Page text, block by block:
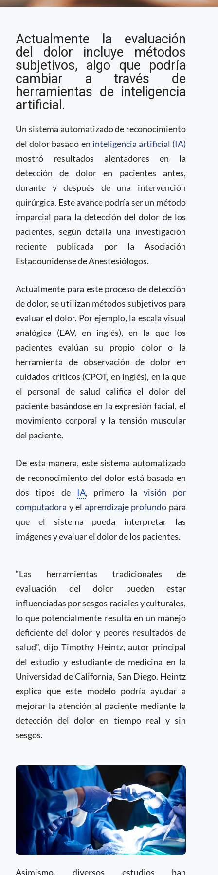
el dolor de los
pacientes antes,
durante y después de
una cirugía
Actualmente la evaluación
del dolor incluye métodos
subjetivos, algo que podría
cambiar a través de
herramientas de inteligencia
artificial.
Un sistema automatizado de reconocimiento
del dolor basado en inteligencia artificial (IA)
mostró resultados alentadores en la
detección de dolor en pacientes antes,
durante y después de una intervención
quirúrgica. Este avance podría ser un método
imparcial para la detección del dolor de los
pacientes, según detalla una investigación
reciente publicada por la Asociación
Estadounidense de Anestesiólogos.
Actualmente para este proceso de detección
de dolor, se utilizan métodos subjetivos para
evaluar el dolor. Por ejemplo, la escala visual
analógica (EAV, en inglés), en la que los
pacientes evalúan su propio dolor o la
herramienta de observación de dolor en
cuidados críticos (CPOT, en inglés), en la que
el personal de salud califica el dolor del
paciente basándose en la expresión facial, el
movimiento corporal y la tensión muscular
del paciente.
De esta manera, este sistema automatizado
de reconocimiento del dolor está basada en
dos tipos de IA, primero lavisión por
computadora y el aprendizaje profundo para
que el sistema pueda interpretar las
imágenes y evaluar el dolor de los pacientes.
“Las herramientas tradicionales de
evaluación del dolor pueden estar
influenciadas por sesgos raciales y culturales,
lo que potencialmente resulta en un manejo
deficiente del dolor y peores resultados de
salud”, dijo Timothy Heintz, autor principal
del estudio y estudiante de medicina en la
Universidad de California, San Diego. Heintz
explica que este modelo podría ayudar a
mejorar la atención al paciente mediante la
detección del dolor en tiempo real y sin
sesgos.
Asimismo, diversos estudios han